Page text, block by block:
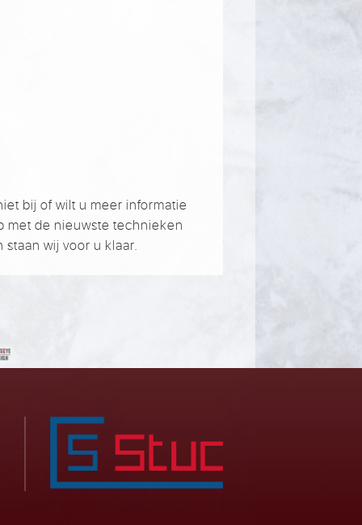
bij of wilt u meer informatie
met de nieuwste technieken
wij voor u klaar.